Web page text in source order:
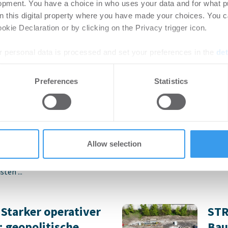
You have a choice in who uses your data and for what
this digital property where you have made your choices. You
Declaration or by clicking on the Privacy trigger icon.
content and ads, to provide social media features and to
to them or that they’ve collected from your use of their
Preferences Statistics
Allow selection
statt
Wenn noch nicht
sich jetzt Ihren kostenlosen
...
Newmark
für sein Valuation
Login für den ganzen Artikel
jetzt Ihren kostenlosen
operativer